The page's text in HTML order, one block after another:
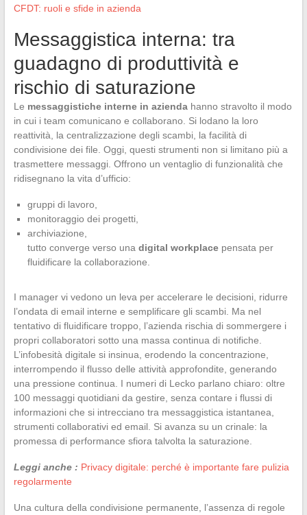
CFDT: ruoli e sfide in azienda
Messaggistica interna: tra
guadagno di produttività e
rischio di saturazione
Le messaggistiche interne in aziendahanno stravolto il modo
in cui i team comunicano e collaborano. Si lodano la loro
reattività, la centralizzazione degli scambi, la facilità di
condivisione dei file. Oggi, questi strumenti non si limitano più a
trasmettere messaggi. Offrono un ventaglio di funzionalità che
ridisegnano la vita d’ufficio:
gruppi di lavoro,
monitoraggio dei progetti,
archiviazione,
tutto converge verso una digital workplacepensata per
fluidificare la collaborazione.
I manager vi vedono un leva per accelerare le decisioni, ridurre
l’ondata di email interne e semplificare gli scambi. Ma nel
tentativo di fluidificare troppo, l’azienda rischia di sommergere i
propri collaboratori sotto una massa continua di notifiche.
L’infobesità digitale si insinua, erodendo la concentrazione,
interrompendo il flusso delle attività approfondite, generando
una pressione continua. I numeri di Lecko parlano chiaro: oltre
100 messaggi quotidiani da gestire, senza contare i flussi di
informazioni che si intrecciano tra messaggistica istantanea,
strumenti collaborativi ed email. Si avanza su un crinale: la
promessa di performance sfiora talvolta la saturazione.
Leggi anche : Privacy digitale: perché è importante fare pulizia
regolarmente
Una cultura della condivisione permanente, l’assenza di regole